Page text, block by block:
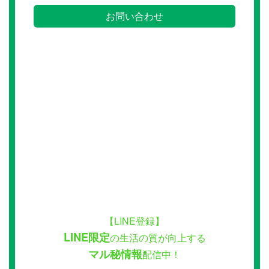
お問い合わせ
【LINE登録】
LINE限定の生活の質が向上する
マル秘情報配信中！